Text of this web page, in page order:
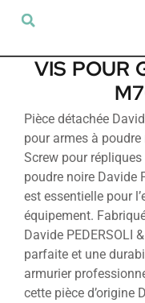
VIS POUR
Pièce détachée
pour armes à
Screw pour répliques
poudre noire Davide
est essentielle pour
équipement.
Davide PEDERSOLI
parfaite et une
armurier
cette pièce d’origine